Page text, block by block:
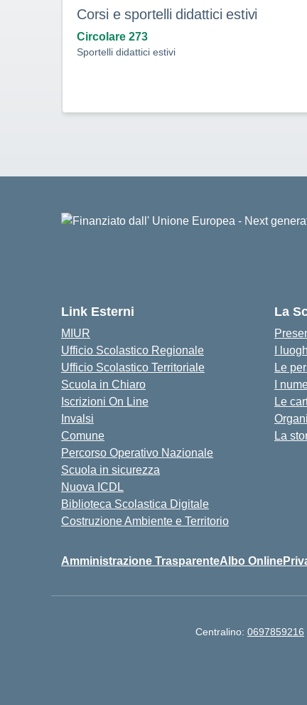
Corsi e sportelli didattici estivi
Circolare 273
Sportelli didattici estivi
Link Esterni
MIUR
Ufficio Scolastico Regionale
Ufficio Scolastico Territoriale
Scuola in Chiaro
Iscrizioni On Line
Invalsi
Comune
Percorso Operativo Nazionale
Scuola in sicurezza
Nuova ICDL
Biblioteca Scolastica Digitale
Costruzione Ambiente e Territorio
La
I
Le
I
Le
La
Amministrazione TrasparenteAlbo Online
Centralino: 0697859216